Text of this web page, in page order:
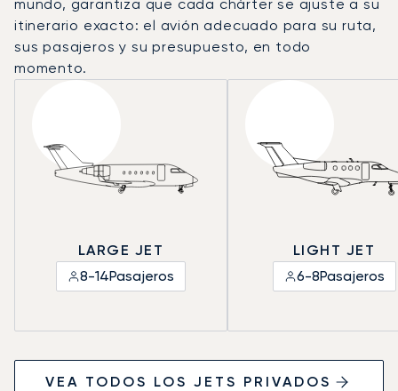
mundo, garantiza que cada chárter se ajuste a su
itinerario exacto: el avión adecuado para su ruta,
sus pasajeros y su presupuesto, en todo
momento.
LARGE JET
8-14Pasajeros
LIGHT JET
6-8Pasajeros
VEA TODOS LOS JETS PRIVADOS